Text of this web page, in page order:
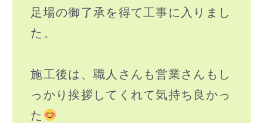
足場の御了承を得て工事に入りまし
た。
施工後は、職人さんも営業さんもし
っかり挨拶してくれて気持ち良かっ
た